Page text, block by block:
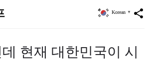
share
Korean ▼
현재 대한민국이 시